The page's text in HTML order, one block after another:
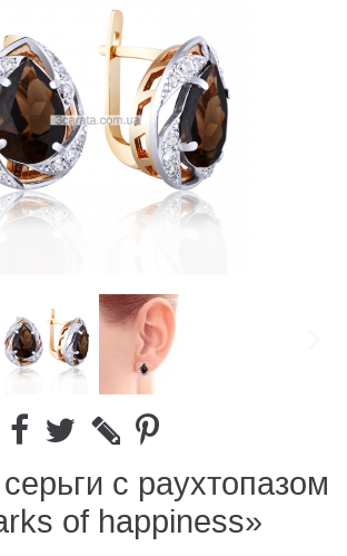
с раухтопазом
of happiness»